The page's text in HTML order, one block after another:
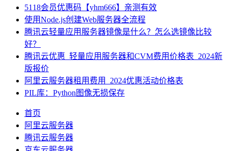
5118会员优惠码【yhm666】亲测有效
使用Node.js创建Web服务器全流程
腾讯云轻量应用服务器镜像是什么？怎么选镜像比较
好？
腾讯云优惠_轻量应用服务器和CVM费用价格表_2024新
版报价
阿里云服务器租用费用_2024优惠活动价格表
PIL库：Python图像无损保存
首页
阿里云服务器
腾讯云服务器